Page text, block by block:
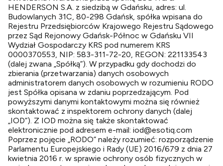
HENDERSON S.A. z siedzibą w Gdańsku, adres: ul.
Budowlanych 31C, 80-298 Gdańsk, spółka wpisana do
Rejestru Przedsiębiorców Krajowego Rejestru Sądowego
przez Sąd Rejonowy Gdańsk-Północ w Gdańsku VII
Wydział Gospodarczy KRS pod numerem KRS
0000370553, NIP: 583-311-72-20, REGON: 221133543
(dalej zwana „Spółką”). W przypadku gdy dochodzi do
zbierania (przetwarzania) danych osobowych
administratorem danych osobowych w rozumieniu RODO
jest Spółka opisana w zdaniu poprzedzającym. Pod
powyższymi danymi kontaktowymi można się również
skontaktować z inspektorem ochrony danych (dalej
„IOD”). Z IOD można się także skontaktować
elektronicznie pod adresem e-mail: iod@esotiq.com
Poprzez pojęcie „RODO” należy rozumieć: rozporządzenie
Parlamentu Europejskiego i Rady (UE) 2016/679 z dnia 27
kwietnia 2016 r. w sprawie ochrony osób fizycznych w